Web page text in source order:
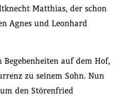
Matthias, der schon
Agnes und Leonhard
auf dem Hof,
zu seinem Sohn. Nun
den Störenfried